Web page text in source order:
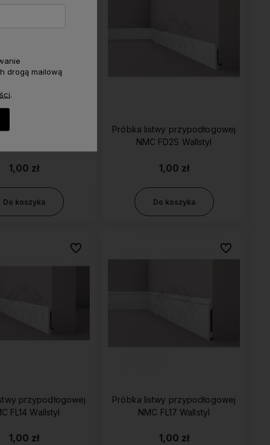
przypodłogowej
1,00 zł
Do koszyka
Próbka listwy przypodłogowej
NMC FD2S Wallstyl
1,00 zł
Do koszyka
przypodłogowej
FL14 Wallstyl
1,00 zł
Do ulubionych
Próbka listwy przypodłogowej
NMC FL17 Wallstyl
1,00 zł
Do ulubionych
drogą mailową
.